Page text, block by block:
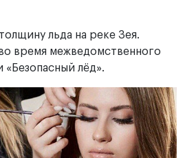
льда на реке Зея.
время межведомственного
«Безопасный лёд».